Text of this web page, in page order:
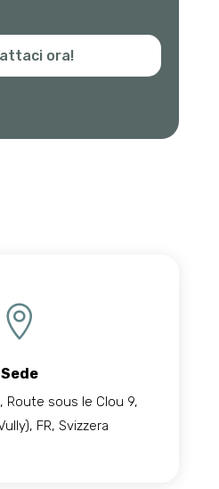
ora!

Sede
Route sous le Clou 9,
FR, Svizzera